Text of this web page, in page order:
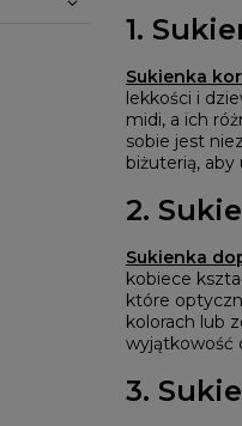
DLA KOBIET W CIĄŻY
ODKRYJ NOWOŚCI
1.
Sukienka
lekkości i
midi, a ich
sobie jest
biżuterią,
2.
Sukienka
kobiece
które
kolorach lub
wyjątkowość
3.